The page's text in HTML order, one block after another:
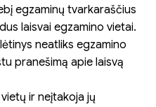
egzaminų tvarkaraščius
laisvai egzamino vietai.
neatliks egzamino
pranešimą apie laisvą
ir neįtakoja jų